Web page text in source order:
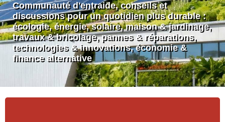
Communauté d'entraide, conseils et
discussions pour un quotidien plus durable :
écologie, énergie, solaire, maison & jardinage,
travaux & bricolage, pannes & réparations,
technologies & innovations, économie &
finance alternative